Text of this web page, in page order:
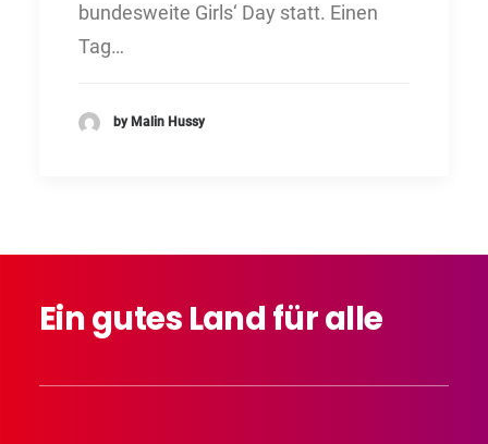
bundesweite Girls‘ Day statt. Einen
Tag…
by Malin Hussy
EingutesLandfüralle